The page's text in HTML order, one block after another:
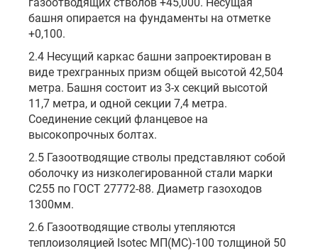
газоотводящих стволов +45,000. Несущая
башня опирается на фундаменты на отметке
+0,100.
2.4 Несущий каркас башни запроектирован в
виде трехгранных призм общей высотой 42,504
метра. Башня состоит из 3-х секций высотой
11,7 метра, и одной секции 7,4 метра.
Соединение секций фланцевое на
высокопрочных болтах.
2.5 Газоотводящие стволы представляют собой
оболочку из низколегированной стали марки
С255 по ГОСТ 27772-88. Диаметр газоходов
1300мм.
2.6 Газоотводящие стволы утепляются
теплоизоляцией Isotec МП(МС)-100 толщиной 50